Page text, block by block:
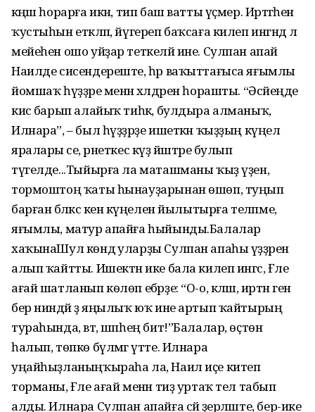
кәңәш һорарға икән, тип баш ватты үҫмер. Иртәгәһенә
ҡустыһын етәкләп, йүгереп баҡсаға килеп ингәндә лә
мейеһен ошо уйҙар теткеләй ине. Сулпан апай
Наилде сисендереште, һәр ваҡыттағыса яғымлы
йомшаҡ һүҙҙәре менән хәлдәрен һорашты. “Әсәйеңде
кисә барып алайыҡ тиһәк, булдыра алманыҡ,
Илнара”, – был һүҙҙәрҙе ишеткән ҡыҙҙың күңел
яралары әсе, әрнеткес күҙ йәштәре булып
түгелде...Тыйырға ла маташманы ҡыҙ үҙен,
тормоштоң ҡаты һынауҙарынан өшөп, туңып
барған бәләкәс кенә күңелен йылытырға теләпме,
яғымлы, матур апайға һыйынды.Балалар
хаҡынаШул көндә уларҙы Сулпан апаһы үҙҙәренә
алып ҡайтты. Ишектән ике бала килеп ингәс, Ғәле
ағай шатланып көлөп ебәрҙе: “О-о, кәләш, иртән генә
бер ниндәй ҙә яңылыҡ юҡ ине артып ҡайтырың
тураһында, вәт, шәпһең бит!”Балалар, өҫтөн
һалып, төпкө бүлмәгә үтте. Илнара
уңайһыҙланыңҡыраһа ла, Наил иҫе китеп
торманы, Ғәле ағай менән тиҙ уртаҡ тел табып
алды. Илнара Сулпан апайға сәй әҙерләште, бер-ике